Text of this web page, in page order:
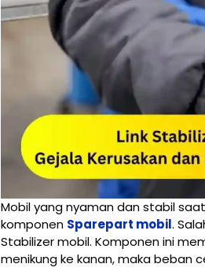
Mobil yang nyaman dan stabil
komponen Sparepart mobil.
Stabilizer mobil. Komponen ini
menikung ke kanan, maka beban